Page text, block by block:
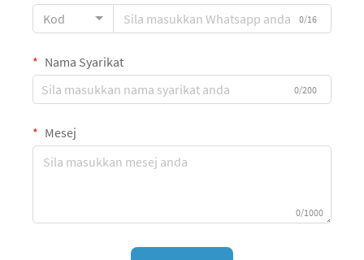
Kod
0/16
Nama Syarikat
0/200
Mesej
0/1000